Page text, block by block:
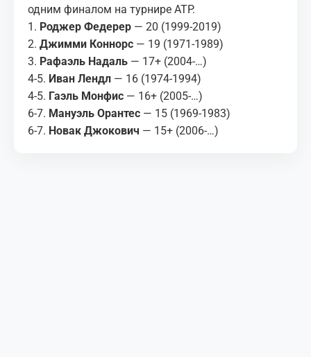
одним финалом на турнире ATP.
1. Роджер Федерер — 20 (1999-2019)
2. Джимми Коннорс — 19 (1971-1989)
3. Рафаэль Надаль — 17+ (2004-…)
4-5. Иван Лендл — 16 (1974-1994)
4-5. Гаэль Монфис — 16+ (2005-…)
6-7. Мануэль Орантес — 15 (1969-1983)
6-7. Новак Джокович — 15+ (2006-…)